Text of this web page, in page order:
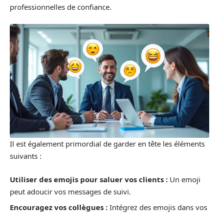
professionnelles de confiance.
Il est également primordial de garder en tête les éléments
suivants :
Utiliser des emojis pour saluer vos clients : Un emoji
peut adoucir vos messages de suivi.
Encouragez vos collègues : Intégrez des emojis dans vos